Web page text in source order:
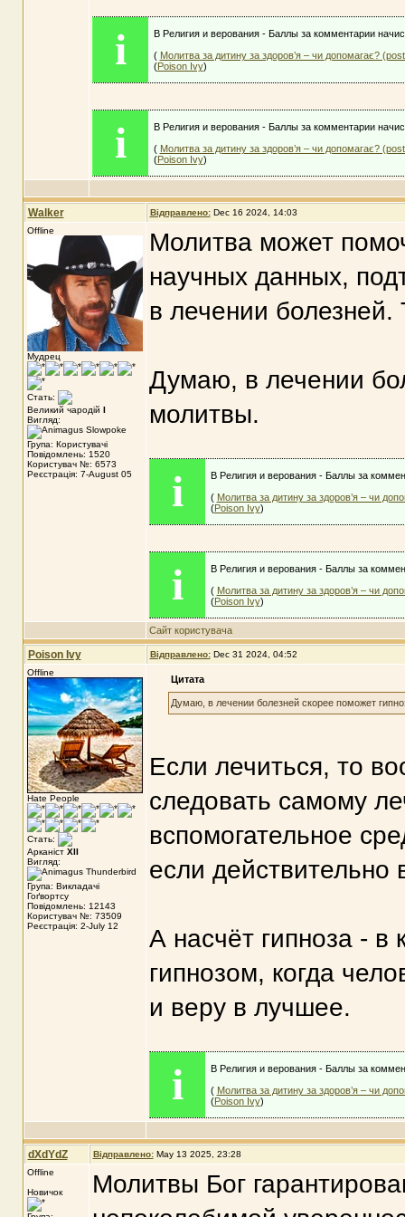
i
В Религия и верования - Баллы за комментарии
( Молитва за дитину за здоров’я – чи допомагає?
(Poison Ivy)
i
В Религия и верования - Баллы за комментарии
( Молитва за дитину за здоров’я – чи допомагає?
(Poison Ivy)
Walker Відправлено: Dec 16 2024, 14:03
Offline
Мудрец
Стать:
Великий чародій I
Вигляд:
Група: Користувачі
Повідомлень: 1520
Користувач №: 6573
Реєстрація: 7-August 05
Молитва может
научных данных,
в лечении
Думаю, в лечении
молитвы.
i
В Религия и верования - Баллы за
( Молитва за дитину за здоров’я – чи
(Poison Ivy)
i
В Религия и верования - Баллы за
( Молитва за дитину за здоров’я – чи
(Poison Ivy)
Сайт користувача
Poison Ivy Відправлено: Dec 31 2024, 04:52
Offline
Hate People
Стать:
Арканіст XII
Вигляд:
Група: Викладачі
Гоґвортсу
Повідомлень: 12143
Користувач №: 73509
Реєстрація: 2-July 12
Цитата
Думаю, в лечении болезней скорее поможет
Если лечиться, то
следовать самому
вспомогательное
если действительно
А насчёт гипноза - в
гипнозом, когда
и веру в лучшее.
i
В Религия и верования - Баллы за
( Молитва за дитину за здоров’я – чи
(Poison Ivy)
dXdYdZ Відправлено: May 13 2025, 23:28
Offline
Новичок
Молитвы Бог